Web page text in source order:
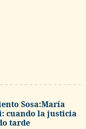
Sosa:María
cuando la justicia
tarde